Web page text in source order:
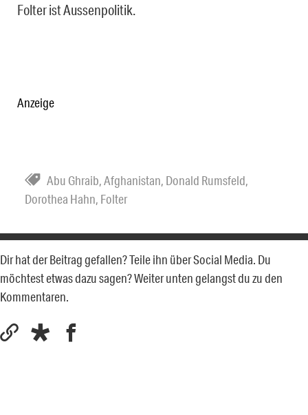
Folter ist Aussenpolitik.
Anzeige
Abu Ghraib,Afghanistan, Donald Rumsfeld,
Dorothea Hahn, Folter
Dir hat der Beitrag gefallen? Teile ihn über Social Media. Du
möchtest etwas dazu sagen? Weiter unten gelangst du zu den
Kommentaren.